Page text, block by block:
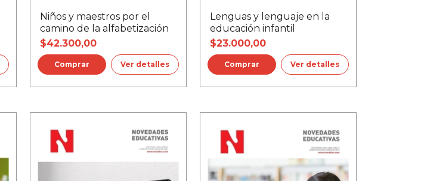
Niños y maestros por el
camino de la alfabetización
$42.300,00
Ver detalles
Lenguas y lenguaje en la
educación infantil
$23.000,00
Ver detalles